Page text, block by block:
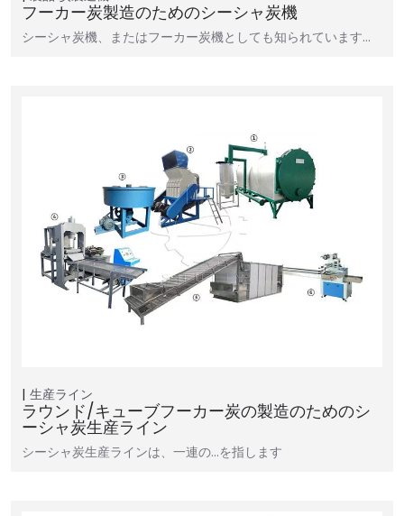
フーカー炭製造のためのシーシャ炭機
シーシャ炭機、またはフーカー炭機としても知られています…
生産ライン
ラウンド/キューブフーカー炭の製造のためのシ
ーシャ炭生産ライン
シーシャ炭生産ラインは、一連の…を指します